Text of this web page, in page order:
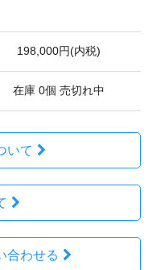
198,000円(内税)
在庫 0個 売切れ中
いて
合わせる